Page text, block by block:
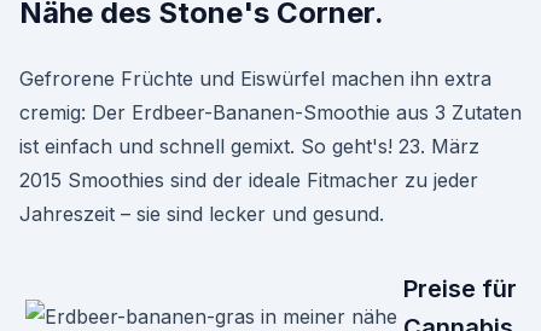
Nähe des Stone's Corner.
Gefrorene Früchte und Eiswürfel machen ihn extra
cremig: Der Erdbeer-Bananen-Smoothie aus 3 Zutaten
ist einfach und schnell gemixt. So geht's! 23. März
2015 Smoothies sind der ideale Fitmacher zu jeder
Jahreszeit – sie sind lecker und gesund.
Preise für